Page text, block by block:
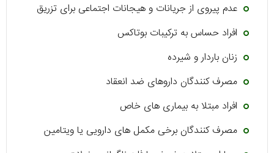
عدم پیروی از جریانات و هیجانات اجتماعی برای تزریق
افراد حساس به ترکیبات بوتاکس
زنان باردار و شیرده
مصرف کنندگان داروهای ضد انعقاد
افراد مبتلا به بیماری های خاص
مصرف کنندگان برخی مکمل های دارویی یا ویتامین